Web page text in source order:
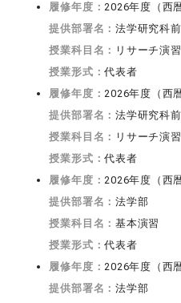
履修年度：2026年度（西暦
提供部署名：法学研究科
授業科目名： リサーチ演習
授業形式：代表者
履修年度：2026年度（西暦
提供部署名：法学研究科
授業科目名： リサーチ演習
授業形式：代表者
履修年度：2026年度（西暦
提供部署名：法学部
授業科目名：基本演習
授業形式：代表者
履修年度：2026年度（西暦
提供部署名：法学部